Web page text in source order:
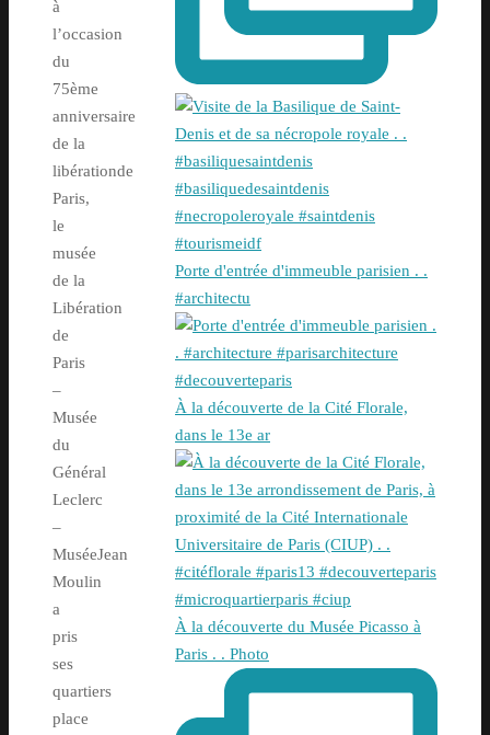
à
l’occasion
du
75ème
anniversaire
de la
libérationde
Paris,
le
musée
de la
Libération
de
Paris
–
Musée
du
Général
Leclerc
–
MuséeJean
Moulin
a
pris
ses
quartiers
place
Porte d'entrée d'immeuble parisien . .
#architectu
À la découverte de la Cité Florale,
dans le 13e ar
À la découverte du Musée Picasso à
Paris . . Photo